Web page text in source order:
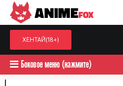
ANIMEFOX
ХЕНТАЙ(18+)
Боковое меню (нажмите)